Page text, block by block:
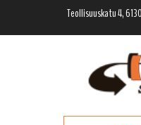
pääsisältöön
ensisijaiseen
alatunnisteeseen
Teollisuuskatu 4,